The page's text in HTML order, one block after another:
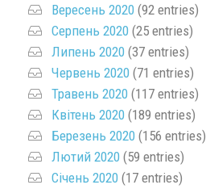
Вересень 2020 (92 entries)
Серпень 2020 (25 entries)
Липень 2020 (37 entries)
Червень 2020 (71 entries)
Травень 2020 (117 entries)
Квітень 2020 (189 entries)
Березень 2020 (156 entries)
Лютий 2020 (59 entries)
Січень 2020 (17 entries)